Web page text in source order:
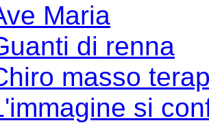
Maria
di renna
masso
si